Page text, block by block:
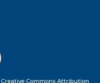
Creative Commons Attribution